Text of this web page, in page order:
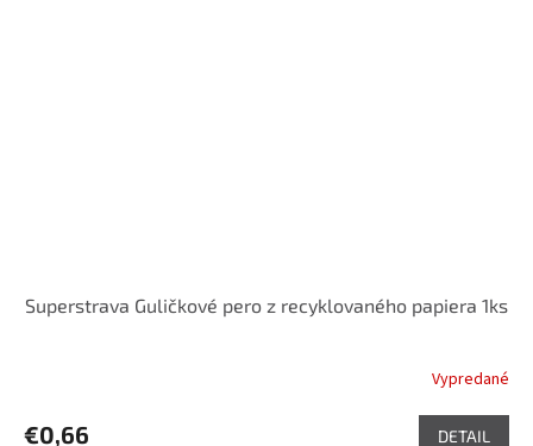
Superstrava Guličkové pero z recyklovaného papiera 1ks
Vypredané
€0,66 DETAIL